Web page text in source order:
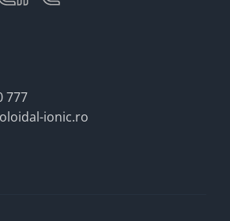
777
ionic.ro